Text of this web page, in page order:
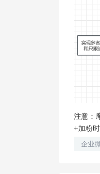
注意：
+加粉
企业